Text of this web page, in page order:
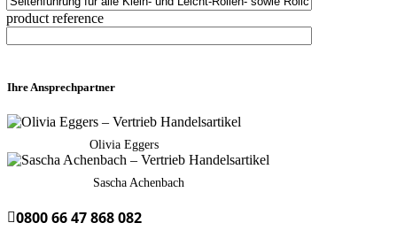
product reference
Ihre Ansprechpartner
Olivia Eggers
Sascha Achenbach
0800 66 47 868 082